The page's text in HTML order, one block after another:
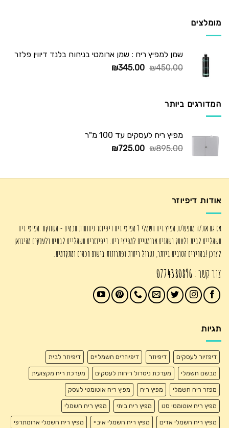
מומלצים
שמן למפיץ ריח : שמן ארומטי בניחוח בלנד דיווין פלזר
₪450.00
המחיר
₪345.00
המחיר
המדורגים ביותר
מפיץ ריח לעסקים עד 100 מ"ר
₪895.00
המחיר
₪895.00.
₪725.00
המחיר
₪725.00.
אודות דיפיוזר
אז גם את/ה מחפש/ת מפיץ ריח חשמלי ? מפיצי ריח דיפיוזר ניחוחות חכמים - משווקת מפיצי ריח
חשמליים לבית ולעסק ושמנים ארומטיים למפיצי ריח. דיפיוזרים חשמליים לבתים ולעסקים מהיבואן
לצרכן !במחירים הטובים ביותר, נטרול ריחות ופתרונות בישום חכמים ומתקדמים.
צור קשר : 0774380896
תגיות
דיפזיור לעסקים דיפיוזר דיפיוזרים חשמליים דיפיוזר לבית
מבשם חשמלי מערכת ניטרול ריחות לעסקים מערכת ריח מקצועית
מפזר ריח חשמלי מפיץ ריח מפיץ ריח אוטומטי לעסק
מפיץ ריח אוטומטי סנו מפיץ ריח ביתי מפיץ ריח חשמלי
מפיץ ריח חשמלי אדים מפיץ ריח חשמלי איביי מפיץ ריח חשמלי ארומתרפי